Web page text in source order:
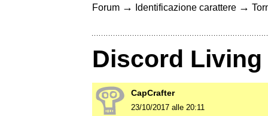
Forum → Identificazione carattere →
Discord
CapCrafter
23/10/2017 alle 20:11